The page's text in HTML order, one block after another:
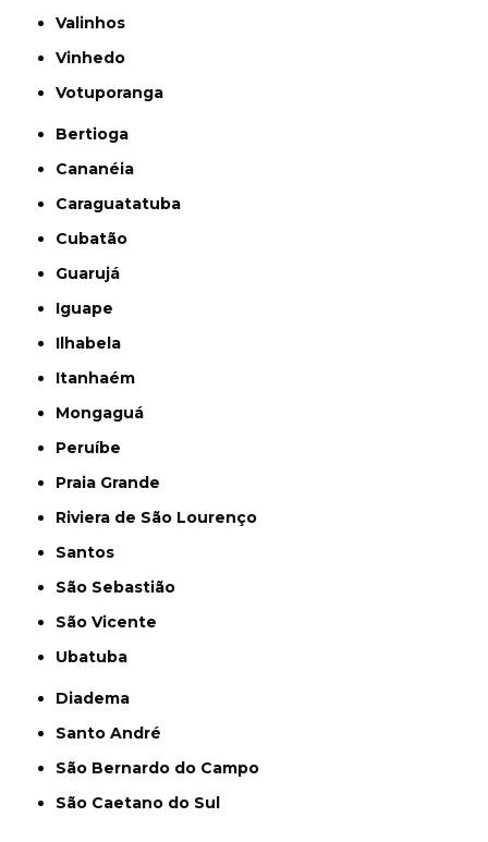
Valinhos
Vinhedo
Votuporanga
Bertioga
Cananéia
Caraguatatuba
Cubatão
Guarujá
Iguape
Ilhabela
Itanhaém
Mongaguá
Peruíbe
Praia Grande
Riviera de São Lourenço
Santos
São Sebastião
São Vicente
Ubatuba
Diadema
Santo André
São Bernardo do Campo
São Caetano do Sul